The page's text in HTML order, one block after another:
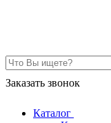
Заказать звонок
Каталог